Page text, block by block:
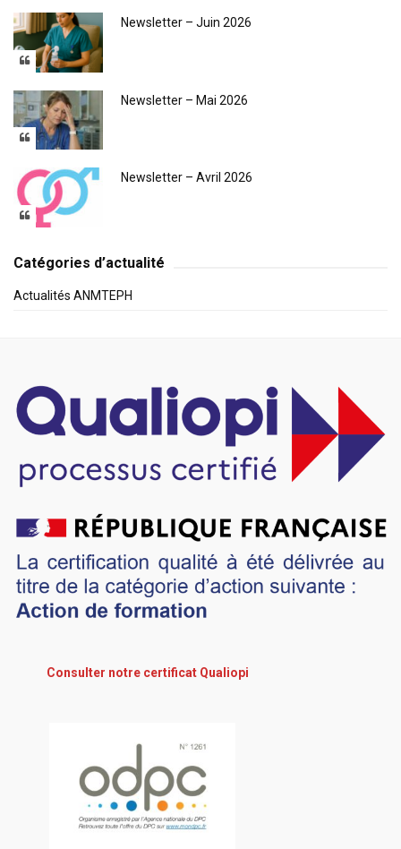
Newsletter – Juin 2026
Newsletter – Mai 2026
Newsletter – Avril 2026
Catégories d’actualité
Actualités ANMTEPH
Consulter notre certificat Qualiopi